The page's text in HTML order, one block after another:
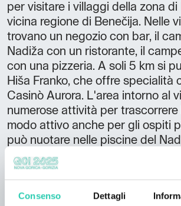
Consenso Dettagli
per visitare i villaggi della zona di
vicina regione di Benečija. Nelle
trovano un negozio con bar, il
Nadiža con un ristorante, il
con una pizzeria. A soli 5 km si
Hiša Franko, che offre specialità
Casinò Aurora. L'area intorno al
numerose attività per trascorrere
modo attivo anche per gli ospiti
può nuotare nelle piscine del
escursioni a piedi, in bicicletta,
parapendio, pesca e visite alle
piste soleggiate di Kanin.